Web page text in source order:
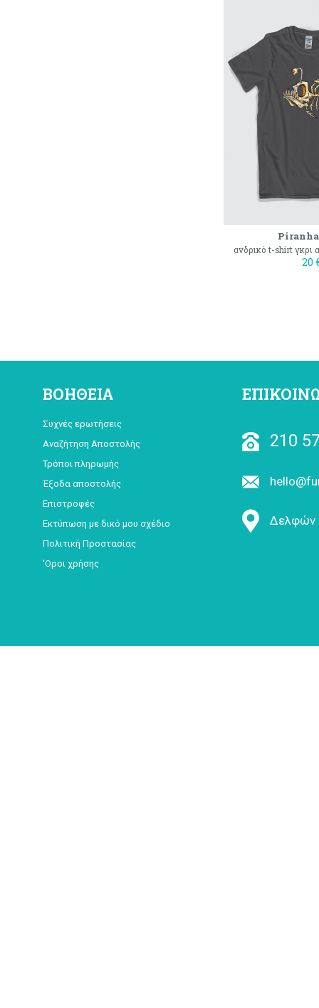
ανδρικό t-shirt γκρι
20
ΒΟΗΘΕΙΑ
Συχνές ερωτήσεις
Αναζήτηση Αποστολής
Τρόποι πληρωμής
Έξοδα αποστολής
Επιστροφές
Εκτύπωση με δικό μου σχέδιο
Πολιτική Προστασίας
'Οροι χρήσης
210
Δελφών